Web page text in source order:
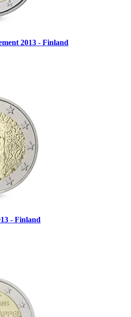
2013 - Finland
- Finland